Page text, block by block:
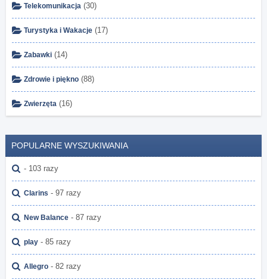
Telekomunikacja (30)
Turystyka i Wakacje (17)
Zabawki (14)
Zdrowie i piękno (88)
Zwierzęta (16)
POPULARNE WYSZUKIWANIA
- 103 razy
Clarins - 97 razy
New Balance - 87 razy
play - 85 razy
Allegro - 82 razy